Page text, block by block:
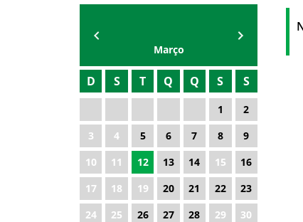
2019
2020
2021
2022
2023
2025
2026
Março
D S T Q Q S S
1
2
3
4 5 6 7 8
9
10
11 12 13 14 15
16
17
18 19 20 21 22
23
24
25 26 27 28 29
30